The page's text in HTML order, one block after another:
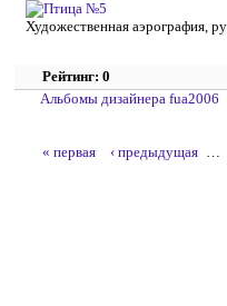
Художественная аэрография,
Рейтинг: 0
Альбомы дизайнера fua2006
« первая ‹ предыдущая …